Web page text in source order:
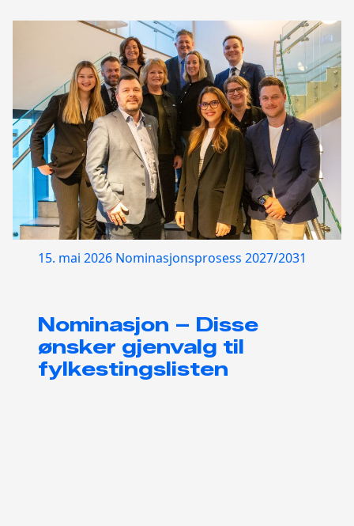
15. mai 2026 Nominasjonsprosess 2027/2031
Nominasjon – Disse
ønsker gjenvalg til
fylkestingslisten